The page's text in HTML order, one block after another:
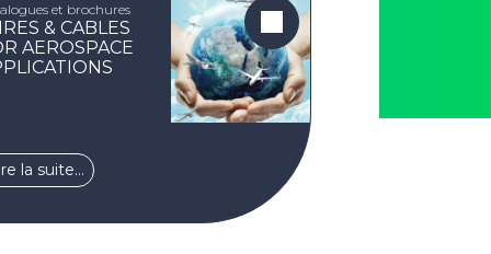
et brochures
& CABLES
AEROSPACE
la suite…